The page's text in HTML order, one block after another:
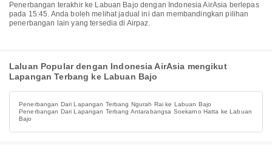
Penerbangan terakhir ke Labuan Bajo dengan Indonesia AirAsia berlepas
pada 15:45. Anda boleh melihat jadual ini dan membandingkan pilihan
penerbangan lain yang tersedia di Airpaz.
Laluan Popular dengan Indonesia AirAsia mengikut
Lapangan Terbang ke Labuan Bajo
Penerbangan Dari Lapangan Terbang Ngurah Rai ke Labuan Bajo
Penerbangan Dari Lapangan Terbang Antarabangsa Soekarno Hatta ke Labuan
Bajo